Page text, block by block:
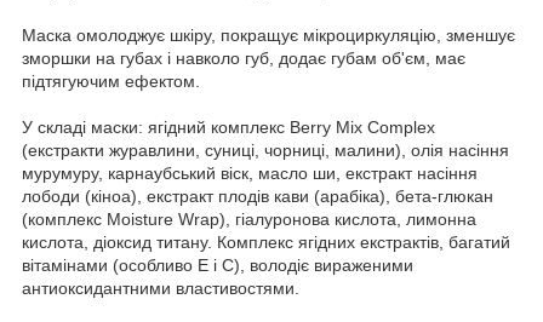
Маска омолоджує шкіру, покращує мікроциркуляцію, зменшує
зморшки на губах і навколо губ, додає губам об'єм, має
підтягуючим ефектом.
У складі маски: ягідний комплекс Berry Mix Complex
(екстракти журавлини, суниці, чорниці, малини), олія насіння
мурумуру, карнаубський віск, масло ши, екстракт насіння
лободи (кіноа), екстракт плодів кави (арабіка), бета-глюкан
(комплекс Moisture Wrap), гіалуронова кислота, лимонна
кислота, діоксид титану. Комплекс ягідних екстрактів, багатий
вітамінами (особливо Е і С), володіє вираженими
антиоксидантними властивостями.